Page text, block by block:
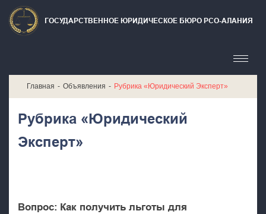
ГОСУДАРСТВЕННОЕ ЮРИДИЧЕСКОЕ БЮРО РСО-АЛАНИЯ
Главная Объявления Рубрика «Юридический Эксперт»
Рубрика «Юридический
Эксперт»
Вопрос: Как получить льготы для